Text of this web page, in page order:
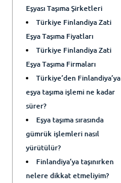
Eşyası Taşıma Şirketleri
Türkiye Finlandiya Zati
Eşya Taşıma Fiyatları
Türkiye Finlandiya Zati
Eşya Taşıma Firmaları
Türkiye’den Finlandiya’ya
eşya taşıma işlemi ne kadar
sürer?
Eşya taşıma sırasında
gümrük işlemleri nasıl
yürütülür?
Finlandiya’ya taşınırken
nelere dikkat etmeliyim?